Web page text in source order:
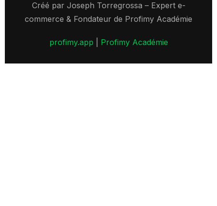
Créé par Joseph Torregrossa – Expert e-
commerce & Fondateur de Profimy Académie
profimy.app Profimy Académie